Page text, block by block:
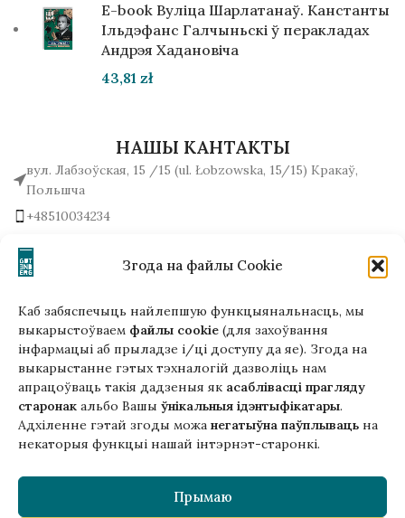
Згода на файлы Cookie
Каб забяспечыць найлепшую функцыянальнасць, мы
выкарыстоўваем файлы cookie (для захоўвання
інфармацыі аб прыладзе і/ці доступу да яе). Згода на
выкарыстанне гэтых тэхналогій дазволіць нам
апрацоўваць такія дадзеныя як асаблівасці прагляду
старонак альбо Вашы ўнікальныя ідэнтыфікатары.
Адхіленне гэтай згоды можа негатыўна паўплываць на
некаторыя функцыі нашай інтэрнэт-старонкі.
Прымаю
Гэтая версія сайта створана
ў рамках праекта ArtPower
з падтрымкай Еўрапейскага Саюзу
E-book Вуліца Шарлатанаў. Канстанты
Ільдэфанс Галчыньскі ў перакладах
Андрэя Хадановіча
43,81 zł
НАШЫ КАНТАКТЫ
вул. Лабзоўская, 15 /15 (ul. Łobzowska, 15/15) Кракаў,
Польшча
+48510034234
Напісаць нам!